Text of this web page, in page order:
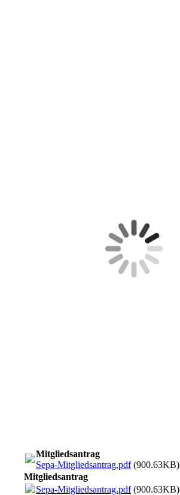
Mitgliedsantrag
Sepa-Mitgliedsantrag.pdf(900.63KB)
Mitgliedsantrag
Sepa-Mitgliedsantrag.pdf(900.63KB)